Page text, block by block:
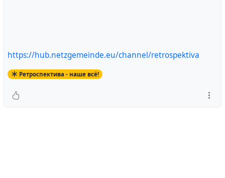
https://hub.netzgemeinde.eu/channel/retrospektiva
Ретроспектива - наше всё!